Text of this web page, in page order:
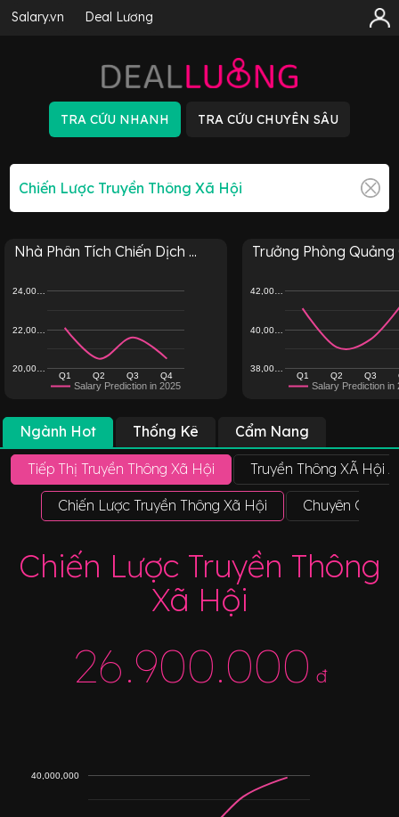
Salary.vn Deal Lương
Nhà Phân Tích Chiến Dịch ...
Salary Prediction in 2025
Q1 Q2 Q3 Q4
20,00…
22,00…
24,00…
Trưởng Phòng Quảng
Salary Prediction in
Q1 Q2 Q3
38,00…
40,00…
42,00…
Ngành Hot Thống Kê Cẩm Nang
Tiếp Thị Truyền Thông Xã Hội Truyền Thông XÃ Hội
Chiến Lược Truyền Thông Xã Hội Chuyên Gia
Chiến Lược Truyền Thông
Xã Hội
26.900.000 đ
40,000,000